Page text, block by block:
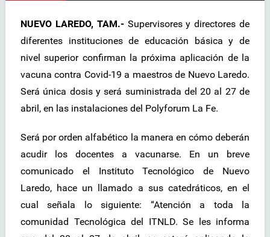
NUEVO LAREDO, TAM.-Supervisores y directores de
diferentes instituciones de educación básica y de
nivel superior confirman la próxima aplicación de la
vacuna contra Covid-19 a maestros de Nuevo Laredo.
Será única dosis y será suministrada del 20 al 27 de
abril, en las instalaciones del Polyforum La Fe.
Será por orden alfabético la manera en cómo deberán
acudir los docentes a vacunarse. En un breve
comunicado el Instituto Tecnológico de Nuevo
Laredo, hace un llamado a sus catedráticos, en el
cual señala lo siguiente: “Atención a toda la
comunidad Tecnológica del ITNLD. Se les informa